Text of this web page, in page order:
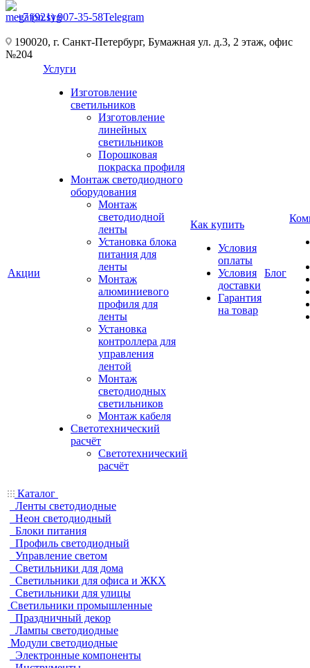
+7 (921) 907-35-58Telegram
190020, г. Санкт-Петербург, Бумажная ул. д.3, 2 этаж, офис
№204
Акции
Услуги
Изготовление
светильников
Изготовление
линейных
светильников
Порошковая
покраска профиля
Монтаж светодиодного
оборудования
Монтаж
светодиодной
ленты
Установка блока
питания для
ленты
Монтаж
алюминиевого
профиля для
ленты
Установка
контроллера для
управления
лентой
Монтаж
светодиодных
светильников
Монтаж кабеля
Светотехнический
расчёт
Светотехнический
расчёт
Как купить
Условия
оплаты
Условия
доставки
Гарантия
на товар
Блог
Каталог
Ленты светодиодные
Неон светодиодный
Блоки питания
Профиль светодиодный
Управление светом
Светильники для дома
Светильники для офиса и ЖКХ
Светильники для улицы
Светильники промышленные
Праздничный декор
Лампы светодиодные
Модули светодиодные
Электронные компоненты